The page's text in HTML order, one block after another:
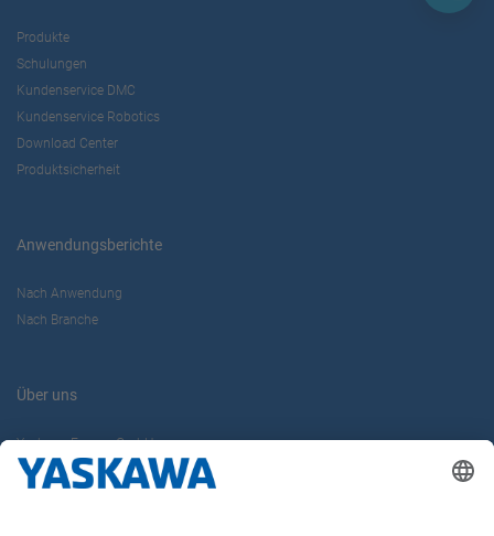
Produkte
Schulungen
Kundenservice DMC
Kundenservice Robotics
Download Center
Produktsicherheit
Anwendungsberichte
Nach Anwendung
Nach Branche
Über uns
Yaskawa Europe GmbH
Karriere